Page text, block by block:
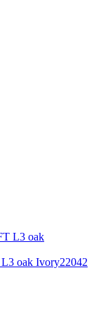
oak Ivory22042